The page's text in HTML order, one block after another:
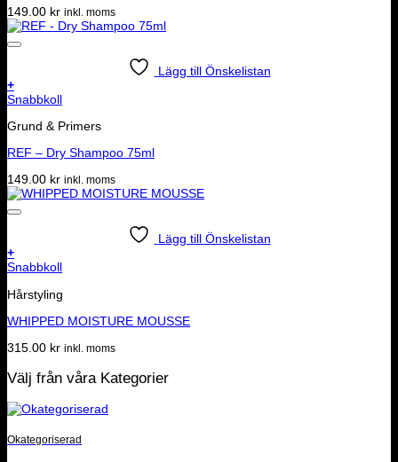
149.00 kr inkl. moms
Lägg till Önskelistan
+
Snabbkoll
Grund & Primers
REF – Dry Shampoo 75ml
149.00 kr inkl. moms
Lägg till Önskelistan
+
Snabbkoll
Hårstyling
WHIPPED MOISTURE MOUSSE
315.00 kr inkl. moms
Välj från våra Kategorier
Okategoriserad